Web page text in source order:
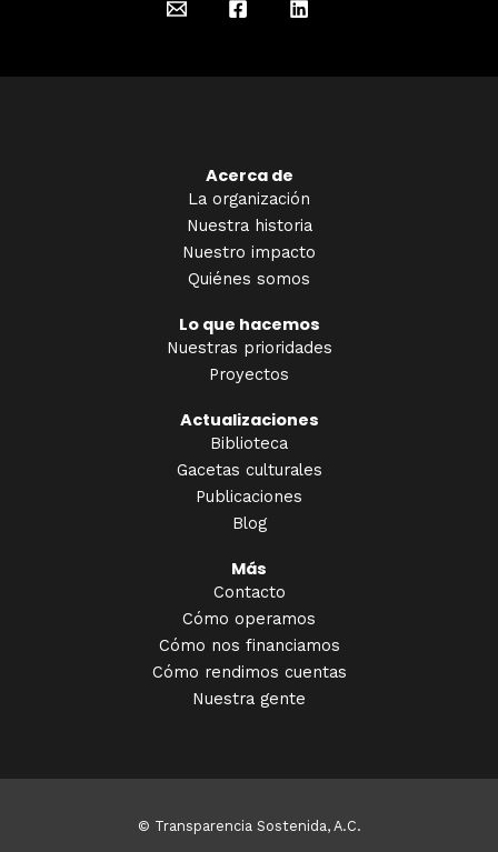
Acerca de
La organización
Nuestra historia
Nuestro impacto
Quiénes somos
Lo que hacemos
Nuestras prioridades
Proyectos
Actualizaciones
Biblioteca
Gacetas culturales
Publicaciones
Blog
Más
Contacto
Cómo operamos
Cómo nos financiamos
Cómo rendimos cuentas
Nuestra gente
© Transparencia Sostenida, A.C.